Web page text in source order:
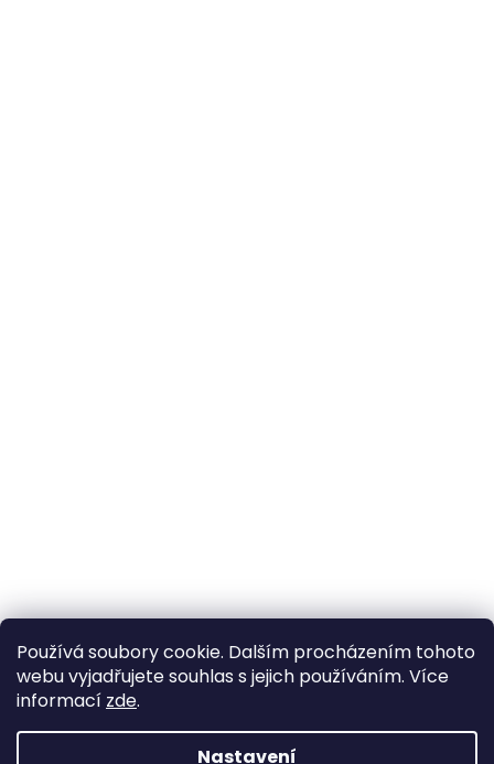
Používá soubory cookie. Dalším procházením tohoto
webu vyjadřujete souhlas s jejich používáním. Více
informací zde.
Nastavení